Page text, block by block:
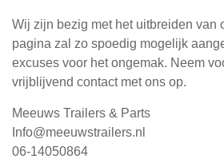
Wij zijn bezig met het uitbreiden van
pagina zal zo spoedig mogelijk
excuses voor het ongemak. Neem
vrijblijvend contact met ons op.
Meeuws Trailers & Parts
Info@meeuwstrailers.nl
06-14050864